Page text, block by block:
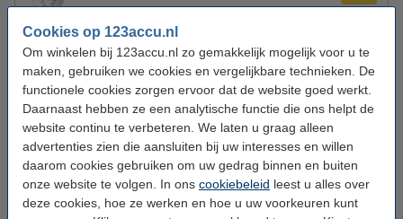
Cookies op 123accu.nl
Om winkelen bij 123accu.nl zo gemakkelijk mogelijk voor u te
maken, gebruiken we cookies en vergelijkbare technieken. De
functionele cookies zorgen ervoor dat de website goed werkt.
Daarnaast hebben ze een analytische functie die ons helpt de
website continu te verbeteren. We laten u graag alleen
advertenties zien die aansluiten bij uw interesses en willen
daarom cookies gebruiken om uw gedrag binnen en buiten
onze website te volgen. In ons cookiebeleid leest u alles over
deze cookies, hoe ze werken en hoe u uw voorkeuren kunt
€ 7,95
Bestel 10 stuks
€ 12,95
Dit product vervangt partnummers:
1162SO
1165SO
RW413
S19